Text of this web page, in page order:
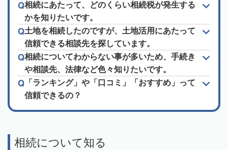
相続にあたって、どのくらい相続税が発生する
かを知りたいです。
土地を相続したのですが、土地活用にあたって
信頼できる相談先を探しています。
相続についてわからない事が多いため、手続き
や相談先、法律など色々知りたいです。
「ランキング」や「口コミ」「おすすめ」って
信頼できるの？
相続について知る